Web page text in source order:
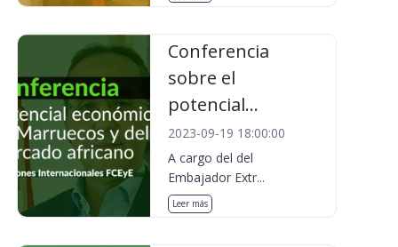
Conferencia
sobre el
potencial...
2023-09-19 18:00:00
A cargo del del
Embajador Extr...
Leer más